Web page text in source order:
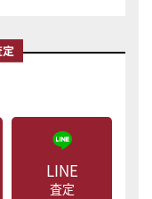
LINE
査定